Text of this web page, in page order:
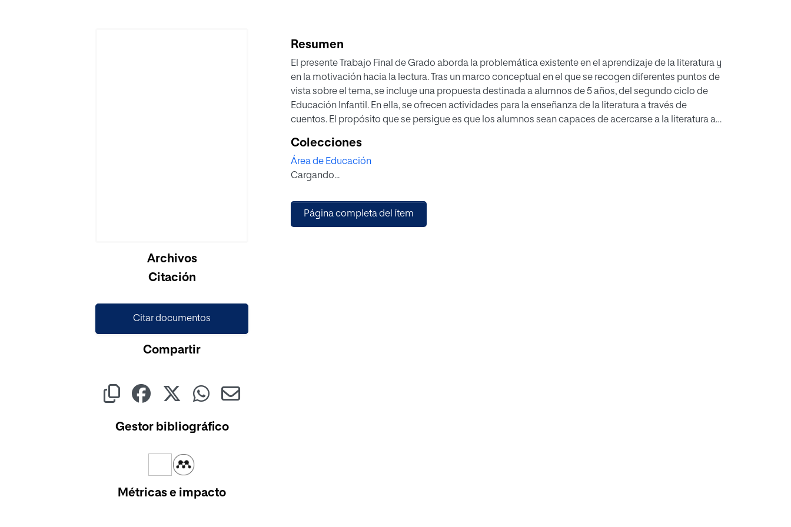
Archivos
Citación
Citar documentos
Compartir
Gestor bibliográfico
Métricas e impacto
Resumen
El presente Trabajo Final de Grado aborda la problemática existente en el aprendizaje de la literatura y
en la motivación hacia la lectura. Tras un marco conceptual en el que se recogen diferentes puntos de
vista sobre el tema, se incluye una propuesta destinada a alumnos de 5 años, del segundo ciclo de
Educación Infantil. En ella, se ofrecen actividades para la enseñanza de la literatura a través de
cuentos. El propósito que se persigue es que los alumnos sean capaces de acercarse a la literatura a
una actividad extra al final, consistente en la representación de una Obra Teatral en la que se aprecian
las técnicas experimentadas en las dramatizaciones. Se concluye que un acercamiento vivencial de la
literatura puede ser puesto en práctica para su aprendizaje y el aumento de la motivación.
Colecciones
Área de Educación
Cargando...
Página completa del ítem